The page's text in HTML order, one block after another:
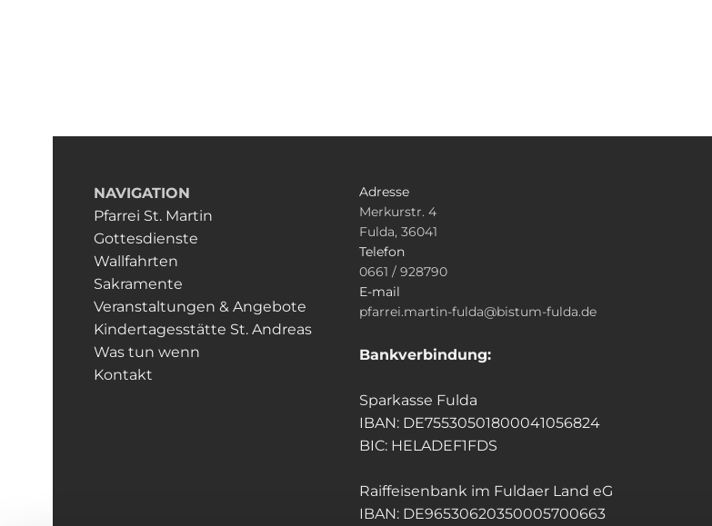
NAVIGATION
Pfarrei St. Martin
Gottesdienste
Wallfahrten
Sakramente
Veranstaltungen & Angebote
Kindertagesstätte St. Andreas
Was tun wenn
Kontakt
Adresse
Merkurstr. 4
Fulda, 36041
Telefon
0661 / 928790
E-mail
pfarrei.martin-fulda@bistum-fulda.de
Bankverbindung:
Sparkasse Fulda
IBAN: DE75530501800041056824
BIC: HELADEF1FDS
Raiffeisenbank im Fuldaer Land eG
IBAN: DE96530620350005700663